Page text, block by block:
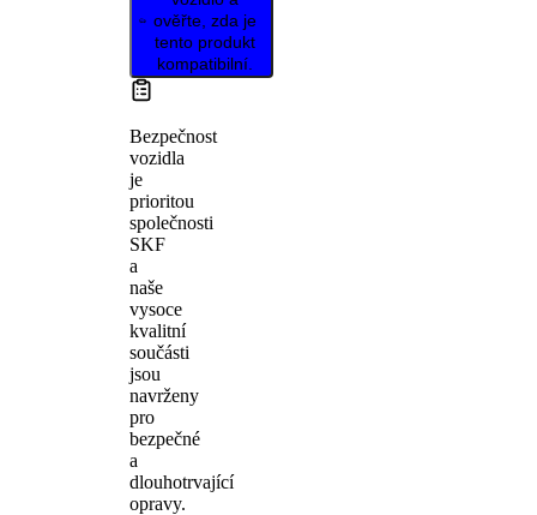
ověřte, zda je
tento produkt
kompatibilní.
Bezpečnost
vozidla
je
prioritou
společnosti
SKF
a
naše
vysoce
kvalitní
součásti
jsou
navrženy
pro
bezpečné
a
dlouhotrvající
opravy.